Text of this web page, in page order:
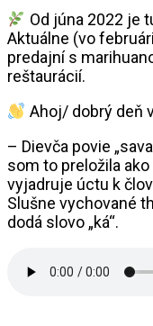
Od júna 2022 je
Aktuálne (vo
predajní s
reštaurácií.
Ahoj/ dobrý deň
– Dievča povie
som to preložila ako
vyjadruje úctu k
Slušne vychované
dodá slovo „ká“.